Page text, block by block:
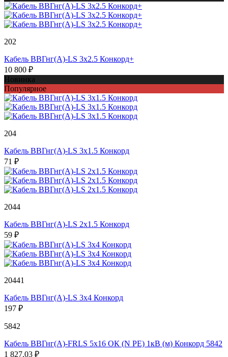
202
Кабель ВВГнг(А)-LS 3х2.5 Конкорд+
10 800 ₽
Новинка
Популярное
204
Кабель ВВГнг(А)-LS 3х1.5 Конкорд
71 ₽
2044
Кабель ВВГнг(А)-LS 2х1.5 Конкорд
59 ₽
20441
Кабель ВВГнг(А)-LS 3х4 Конкорд
197 ₽
5842
Кабель ВВГнг(А)-FRLS 5х16 ОК (N PE) 1кВ (м) Конкорд 5842
1 827.03 ₽